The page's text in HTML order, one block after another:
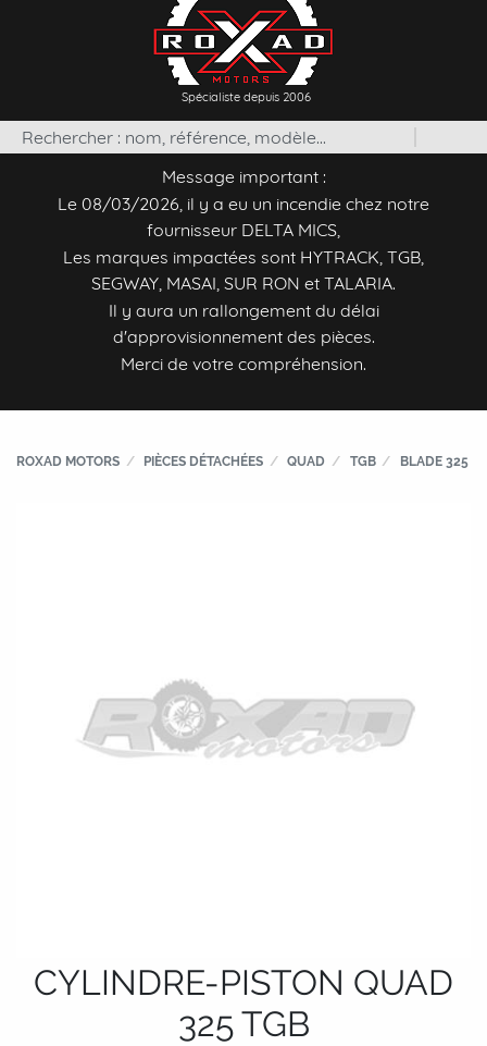
Spécialiste depuis 2006
Message important :
Le 08/03/2026, il y a eu un incendie chez notre
fournisseur DELTA MICS,
Les marques impactées sont HYTRACK, TGB,
SEGWAY, MASAI, SUR RON et TALARIA.
Il y aura un rallongement du délai
d'approvisionnement des pièces.
Merci de votre compréhension.
ROXAD MOTORS PIÈCES DÉTACHÉES QUAD TGB BLADE 325
CYLINDRE-PISTON QUAD
325 TGB